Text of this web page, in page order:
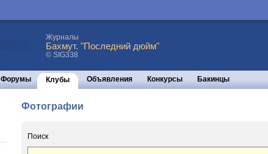
Журналы
Бахмут. "Последний дюйм"
© SIG338
Форумы Клубы Объявления Конкурсы Бакинцы
Фотографии
Поиск